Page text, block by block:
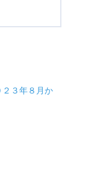
３年８月か